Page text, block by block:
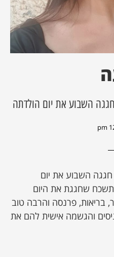
השבוע את יום הולדתה
השבוע את יום
תשכח שחגגת את היום
בריאות, פרנסה והרבה טוב
והגשמה אישית להם את